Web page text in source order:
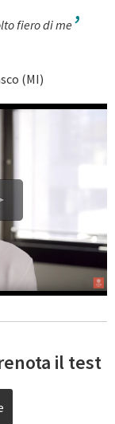
fiero di me
(MI)
il test